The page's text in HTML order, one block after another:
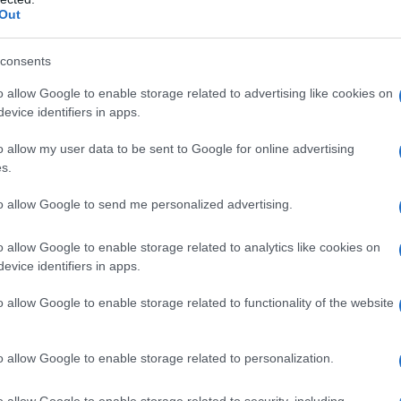
allow Google to enable storage related to advertising like cookies on
identifiers in apps.
allow my user data to be sent to Google for online advertising
allow Google to send me personalized advertising.
allow Google to enable storage related to analytics like cookies on
identifiers in apps.
allow Google to enable storage related to functionality of the website
allow Google to enable storage related to personalization.
Cantelli; da indossare in ogni momento della
più validi dell’Estate
banana nel corso del temposono stati declinati in
per la sera. Se siete in cerca di idee, ecco a voi 5
Le Monde Gourmand;